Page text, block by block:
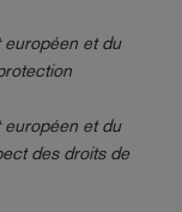
et du
et du
des droits de